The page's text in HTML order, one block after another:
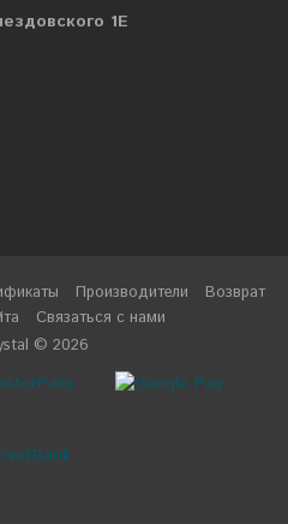
1Е
Производители
Возврат
Связаться с нами
© 2026